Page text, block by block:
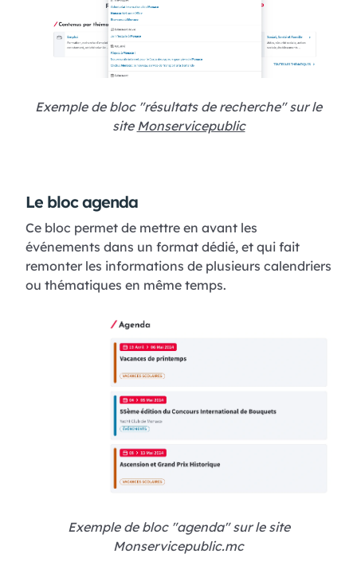
Exemple de bloc "résultats de recherche" sur le
site Monservicepublic
Le bloc agenda
Ce bloc permet de mettre en avant les
événements dans un format dédié, et qui fait
remonter les informations de plusieurs calendriers
ou thématiques en même temps.
Exemple de bloc "agenda" sur le site
Monservicepublic.mc